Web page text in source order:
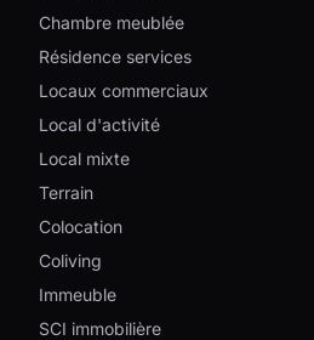
Chambre meublée
Résidence services
Locaux commerciaux
Local d'activité
Local mixte
Terrain
Colocation
Coliving
Immeuble
SCI immobilière